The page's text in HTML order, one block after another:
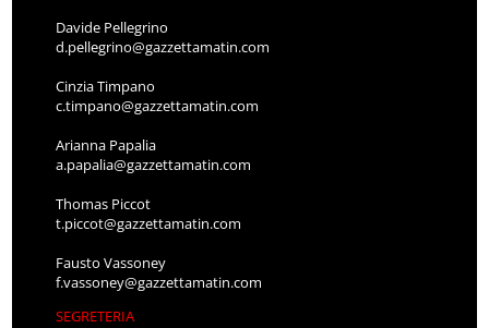
Davide Pellegrino
d.pellegrino@gazzettamatin.com
Cinzia Timpano
c.timpano@gazzettamatin.com
Arianna Papalia
a.papalia@gazzettamatin.com
Thomas Piccot
t.piccot@gazzettamatin.com
Fausto Vassoney
f.vassoney@gazzettamatin.com
SEGRETERIA